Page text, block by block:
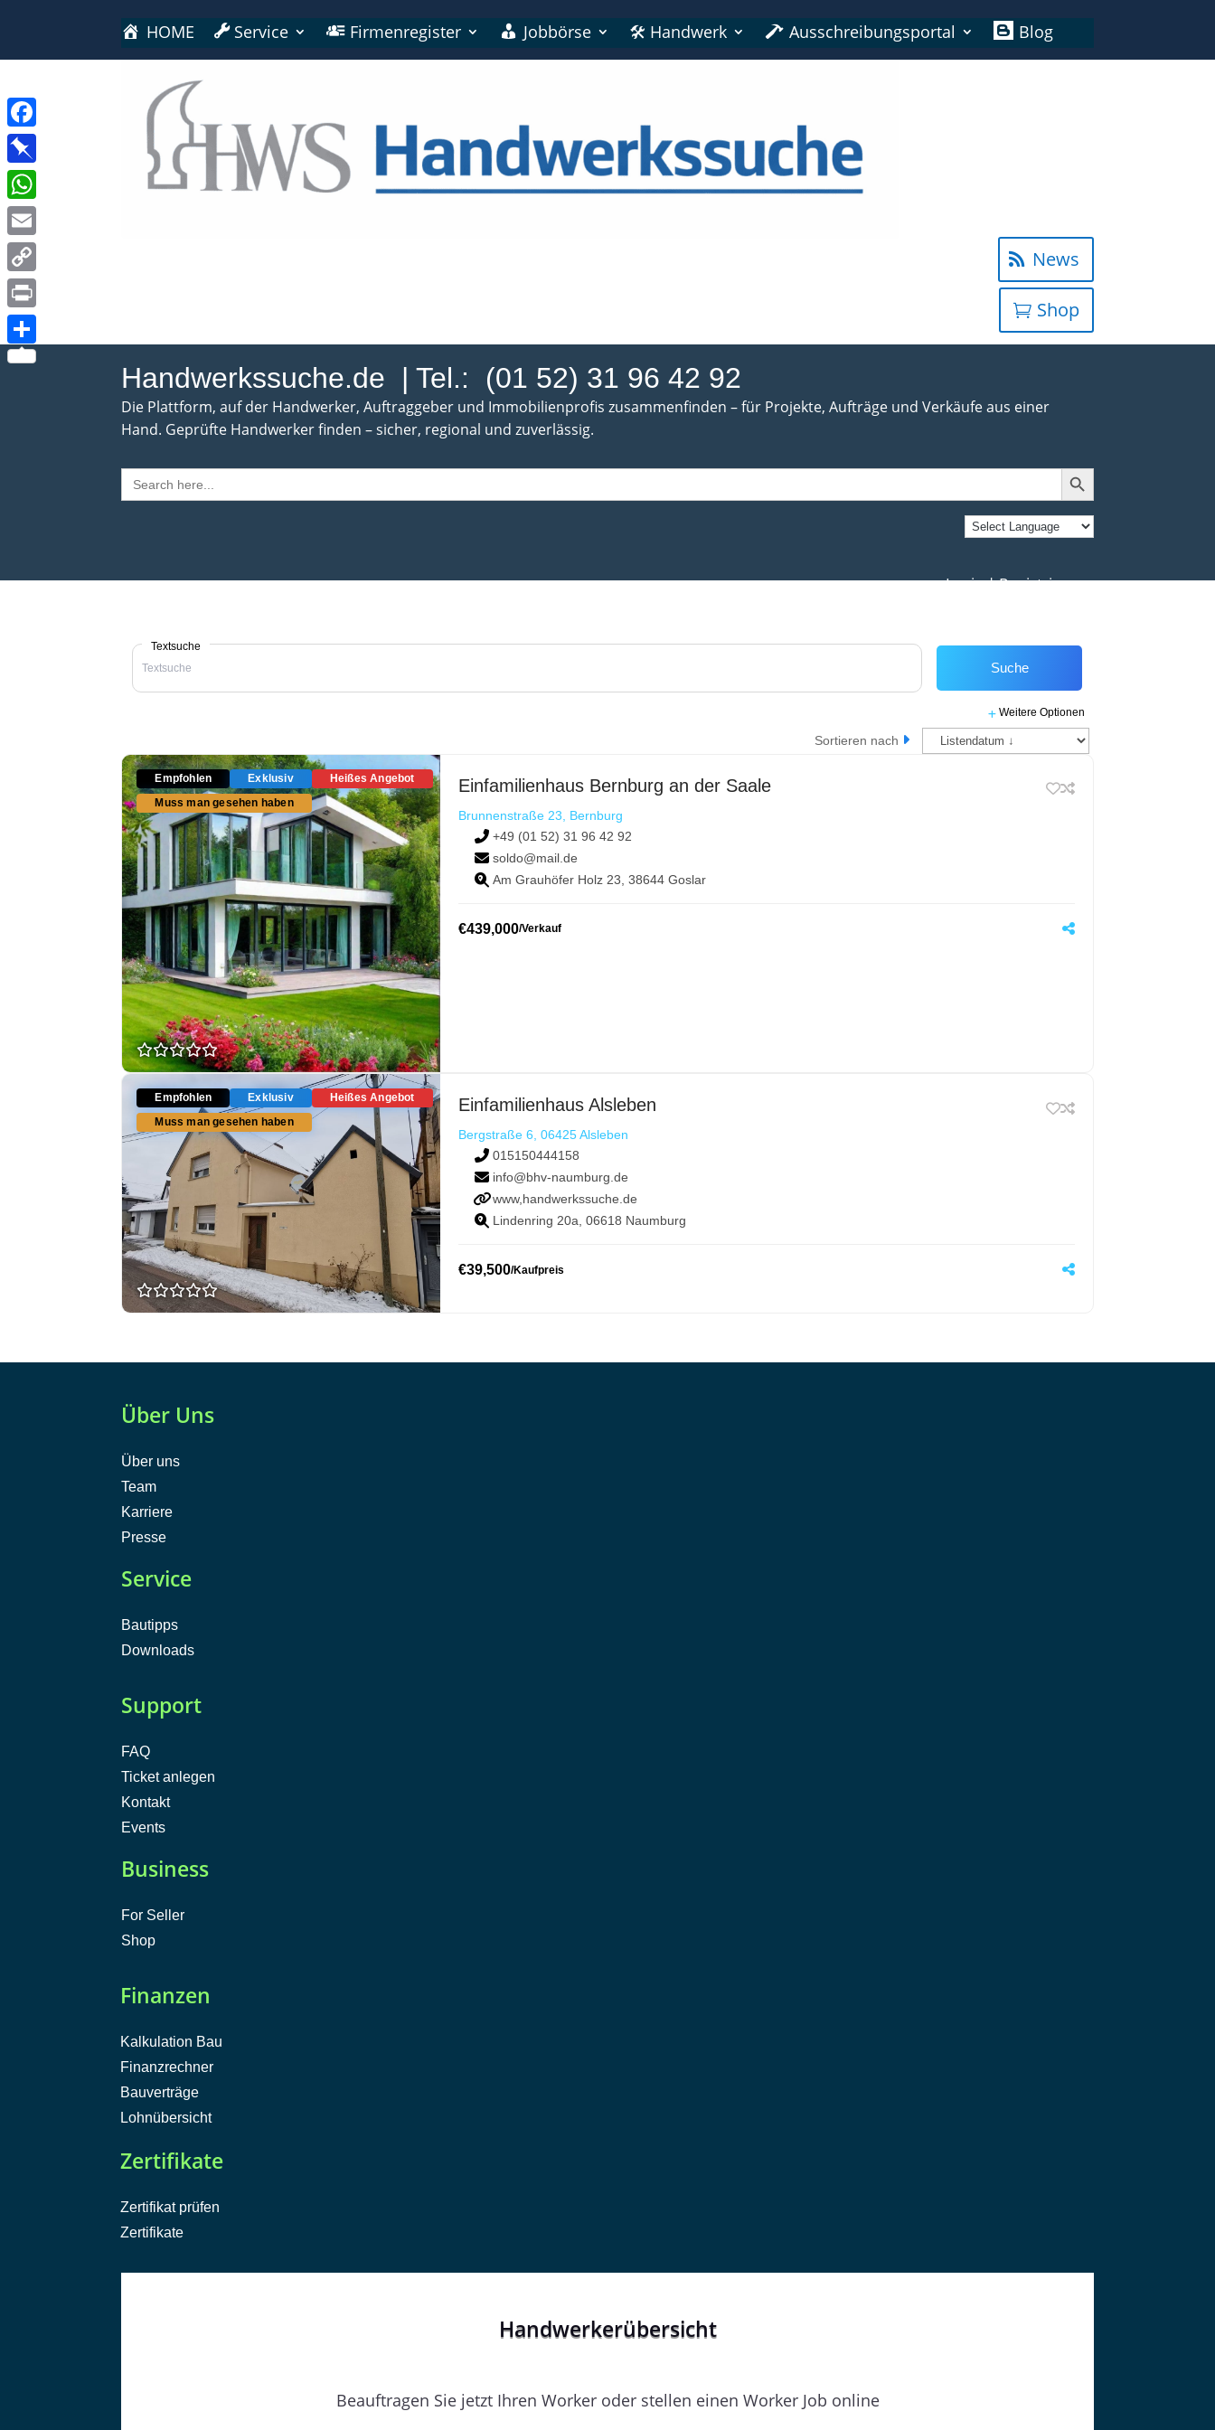
HOME Service Firmenregister Jobbörse 🛠 Handwerk Ausschreibungsportal Blog
News
Shop
Handwerkssuche.de | Tel.: (01 52) 31 96 42 92
Die Plattform, auf der Handwerker, Auftraggeber und Immobilienprofis zusammenfinden – für Projekte, Aufträge und Verkäufe aus einer
Hand. Geprüfte Handwerker finden – sicher, regional und zuverlässig.
Search
for:
Search Button
Login | Registrierung
Textsuche
Suche
Weitere Optionen
Sortieren nach
Empfohlen Exklusiv
Heißes Angebot
Muss man gesehen haben
Einfamilienhaus Bernburg an der Saale
Brunnenstraße 23, Bernburg
+49 (01 52) 31 96 42 92
soldo@mail.de
Am Grauhöfer Holz 23, 38644 Goslar
€439,000/Verkauf
Empfohlen Exklusiv
Heißes Angebot
Muss man gesehen haben
Einfamilienhaus Alsleben
Bergstraße 6, 06425 Alsleben
015150444158
info@bhv-naumburg.de
www,handwerkssuche.de
Lindenring 20a, 06618 Naumburg
€39,500/Kaufpreis
Über Uns
Über uns
Team
Karriere
Presse
Service
Bautipps
Downloads
Support
FAQ
Ticket anlegen
Kontakt
Events
Business
For Seller
Shop
Finanzen
Kalkulation Bau
Finanzrechner
Bauverträge
Lohnübersicht
Zertifikate
Zertifikat prüfen
Zertifikate
Handwerkerübersicht
Beauftragen Sie jetzt Ihren Worker oder stellen einen Worker Job online
Facebook
Pinboard
WhatsApp
Email
Copy
Link
Print
Teilen